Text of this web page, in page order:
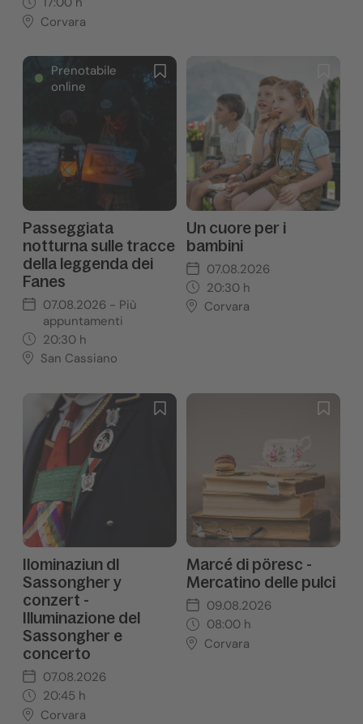
Corvara
Prenotabile
online
Passeggiata
notturna sulle tracce
della leggenda dei
Fanes
07.08.2026 - Più
appuntamenti
20:30h
San Cassiano
Un cuore per i
bambini
07.08.2026
20:30h
Corvara
Ilominaziun dl
Sassongher y
conzert -
Illuminazione del
Sassongher e
concerto
07.08.2026
20:45 h
Corvara
Marcé di pöresc -
Mercatino delle pulci
09.08.2026
08:00h
Corvara